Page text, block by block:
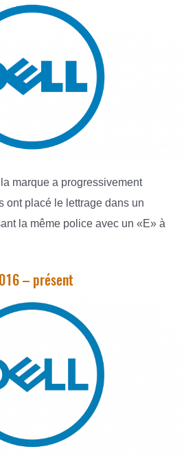
marque a progressivement
ont placé le lettrage dans un
la même police avec un «E» à
– présent